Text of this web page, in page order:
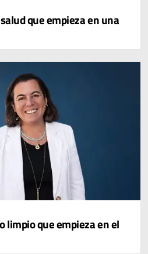
que empieza en una
limpio que empieza en el